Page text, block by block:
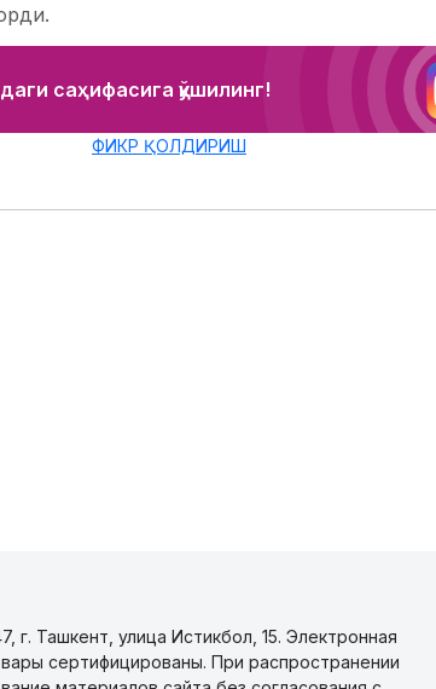
саҳифасига қўшилинг!
ФИКР ҚОЛДИРИШ
г. Ташкент, улица Истикбол, 15. Электронная
сертифицированы. При распространении